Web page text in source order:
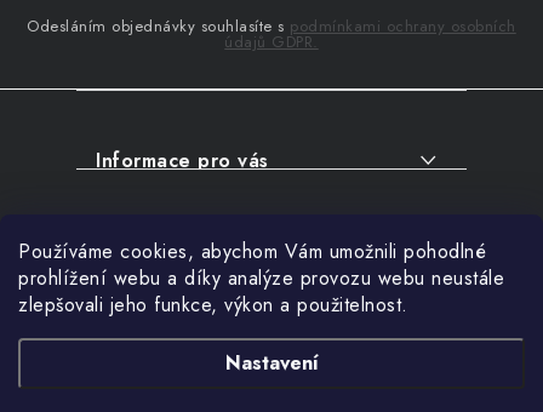
Používáme cookies, abychom Vám umožnili pohodlné
prohlížení webu a díky analýze provozu webu neustále
zlepšovali jeho funkce, výkon a použitelnost.
Nastavení
Odesláním objednávky souhlasíte s podmínkami ochrany osobních
údajů GDPR.
Informace pro vás
SERVIS
FIRMY, ŠKOLY, PARTNEŘI
ARTHAS MAGAZÍN
Facebook
Přihlášení